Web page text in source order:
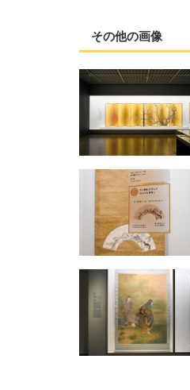
その他の画像